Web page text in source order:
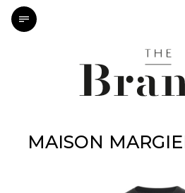
MAISON